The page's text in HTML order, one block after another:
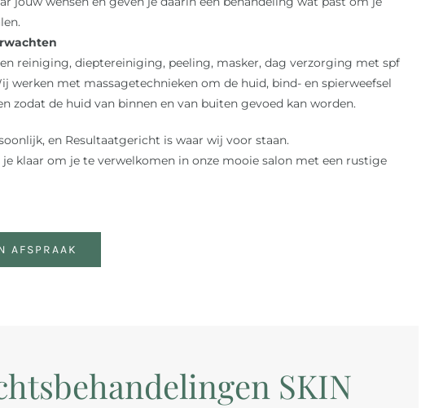
reiniging, dieptereiniging, peeling, masker, dag verzorging met spf
werken met massagetechnieken om de huid, bind- en spierweefsel
zodat de huid van binnen en van buiten gevoed kan worden.
en Resultaatgericht is waar wij voor staan.
klaar om je te verwelkomen in onze mooie salon met een rustige
AFSPRAAK
SKIN